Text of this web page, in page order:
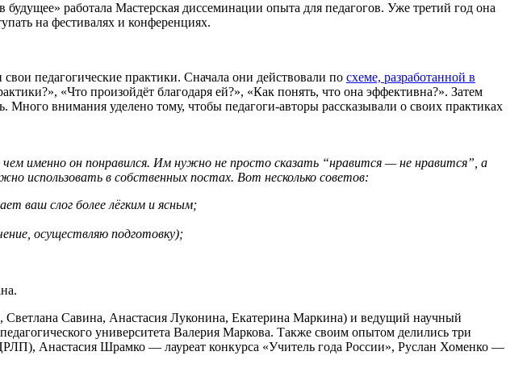
работала Мастерская диссеминации опыта для педагогов. Уже третий год она
на фестивалях и конференциях.
педагогические практики. Сначала они действовали по схеме, разработанной в
«Что произойдёт благодаря ей?», «Как понять, что она эффективна?». Затем
внимания уделено тому, чтобы педагоги-авторы рассказывали о своих практиках
именно он понравился. Им нужно не просто сказать “нравится — не нравится”, а
использовать в собственных постах. Вот несколько советов:
ваш слог более лёгким и ясным;
осуществляю подготовку);
Светлана Савина, Анастасия Луконина, Екатерина Маркина) и ведущий научный
университета Валерия Маркова. Также своим опытом делились три
Анастасия Шрамко — лауреат конкурса «Учитель года России», Руслан Хоменко —